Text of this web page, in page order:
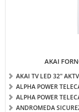
AKAI
AKAI TV LED 32"
ALPHA POWER